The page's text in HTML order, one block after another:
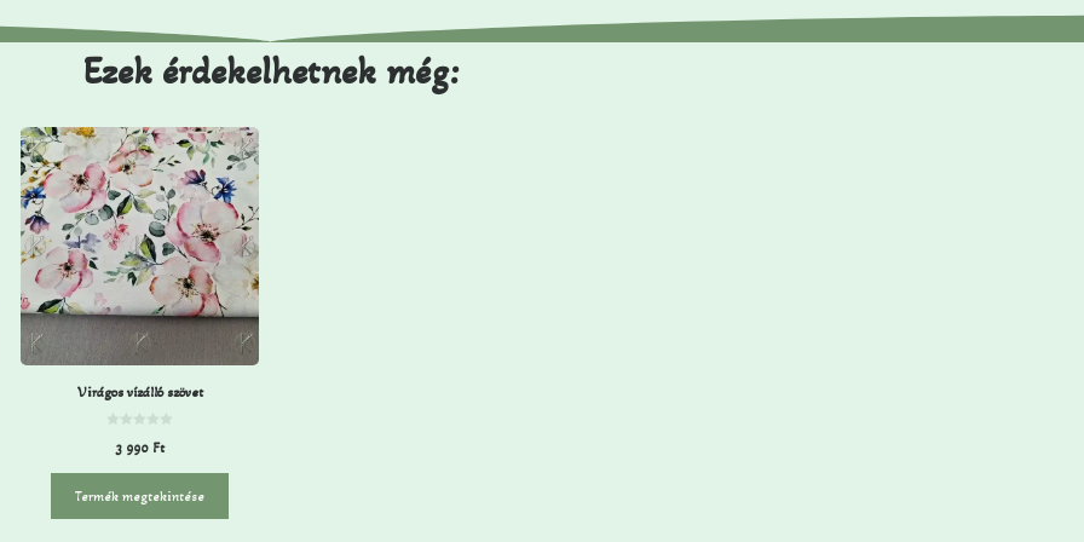
Ezek érdekelhetnek még:
Virágos vízálló szövet
5
b
l
3 990 Ft
Termék megtekintése